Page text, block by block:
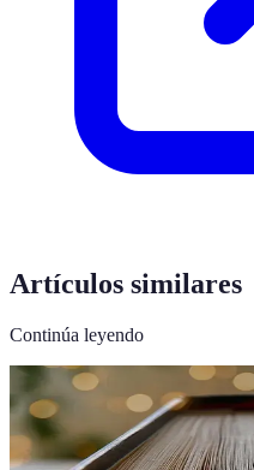
Artículos similares
Continúa leyendo